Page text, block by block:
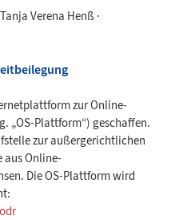
Verena Henß ·
zur Online-
„OS-Plattform“) geschaffen.
zur außergerichtlichen
aus Online-
Die OS-Plattform wird